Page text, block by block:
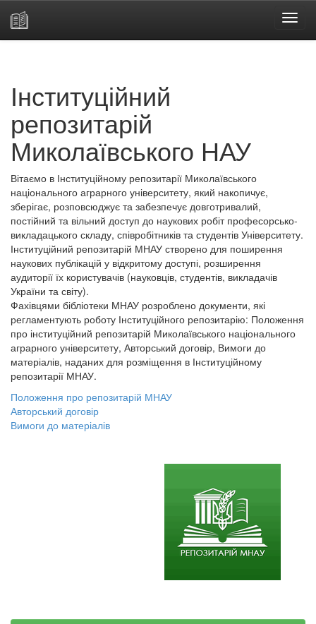
Інституційний
репозитарій
Миколаївського НАУ
Вітаємо в Інституційному репозитарії Миколаївського
національного аграрного університету, який накопичує,
зберігає, розповсюджує та забезпечує довготривалий,
постійний та вільний доступ до наукових робіт професорсько-
викладацького складу, співробітників та студентів Університету.
Інституційний репозитарій МНАУ створено для поширення
наукових публікацій у відкритому доступі, розширення
аудиторії їх користувачів (науковців, студентів, викладачів
України та світу).
Фахівцями бібліотеки МНАУ розроблено документи, які
регламентують роботу Інституційного репозитарію: Положення
про інституційний репозитарій Миколаївського національного
аграрного університету, Авторський договір, Вимоги до
матеріалів, наданих для розміщення в Інституційному
репозитарії МНАУ.
Положення про репозитарій МНАУ
Авторський договір
Вимоги до матеріалів